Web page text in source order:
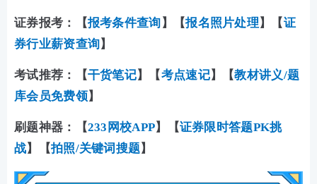
证券报考：【报考条件查询 】【报名照片处理 】【证
券行业薪资查询 】
考试推荐： 【干货笔记】【考点速记】【教材讲义/题
库会员免费领 】
刷题神器： 【233网校APP】【证券限时答题PK挑
战】【拍照/关键词搜题】